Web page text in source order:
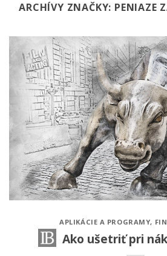
ARCHÍVY ZNAČKY: PENIAZE
APLIKÁCIE A PROGRAMY,
Ako ušetriť pri